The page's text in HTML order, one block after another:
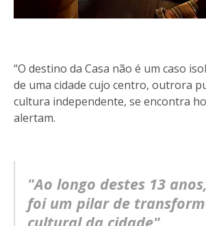
“O destino da Casa não é um caso
de uma cidade cujo centro, outrora
cultura independente, se encontra
alertam.
"Ao longo destes 13
foi um pilar de